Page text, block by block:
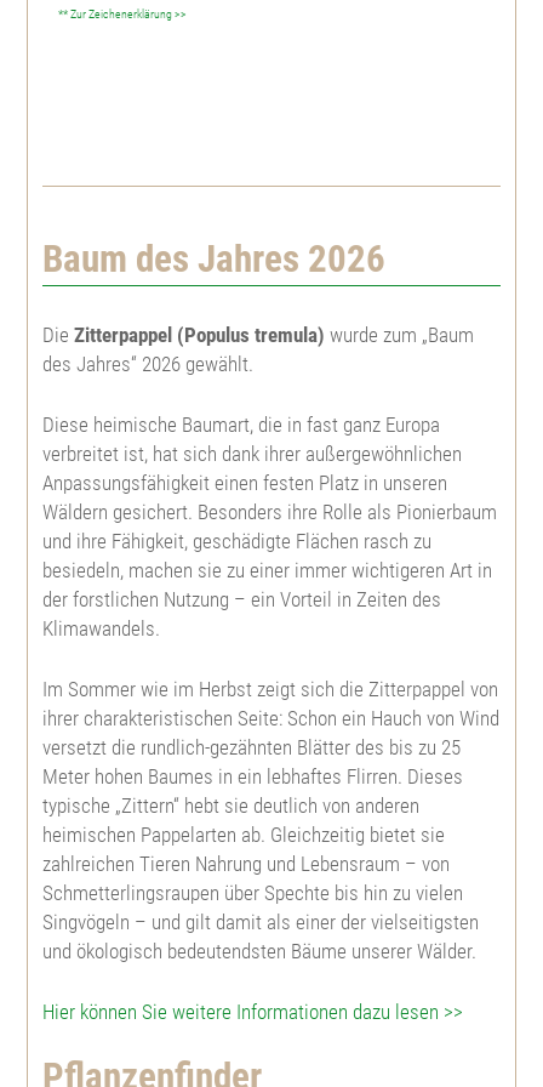
Nordmannstanne
Niccotanne
Pazífische Edeltanne
Veitchtanne
Zeder
Scheinzypresse
Europäische Lärche
Japanische Lärche
Hybrid Lärche
Fichte
Weißfichte
Roterle, Schwarzerle
Weißerle, Grauerle
Bronzebirke, Lindenblättrige Birke
Moorbirke
Hainbuche, Weißbuche
Rotbuche
Esche
Schwarznuß
Walnuß
Wildkirsche, Vogelkirsche
Späte Traubenkirsche
Große Küstentanne
Pazífische Edeltanne
Nordmannstanne
Europäische Lärche
Japanische Lärche
Hybrid Lärche
Douglasie
Mammutbaum
Küstenmammutbaum
Gingko biloba
Ilex aquifolium
Feldahorn
Feuerahorn
Roßkastanie
Roter Sauerdorn
Edelkastanie
Japanische Quitte
Weißer Hartriegel
Kornelkirsche
Roter Hartriegel
Haselnuß
Weißdorn
Heckenpflanzen
Berberitze, Sauerdorn
Hainbuche
Blutbuche
Frostharter Liguster
Lebensbaum
Herkunftsgebietseinteilungen
Weihnachtsbaumjungpflanzen
Abies fraseri
Abies koreana
Abies lasiocarpa arizonica
Abies nobilis
Nordmannstanne
Fichte
Blaufichte
Pinus strobus
** Zur Zeichenerklärung >>
Baum des Jahres 2026
Die Zitterpappel (Populus tremula) wurde zum „Baum
des Jahres“ 2026 gewählt.
Diese heimische Baumart, die in fast ganz Europa
verbreitet ist, hat sich dank ihrer außergewöhnlichen
Anpassungsfähigkeit einen festen Platz in unseren
Wäldern gesichert. Besonders ihre Rolle als Pionierbaum
und ihre Fähigkeit, geschädigte Flächen rasch zu
besiedeln, machen sie zu einer immer wichtigeren Art in
der forstlichen Nutzung – ein Vorteil in Zeiten des
Klimawandels.
Im Sommer wie im Herbst zeigt sich die Zitterpappel von
ihrer charakteristischen Seite: Schon ein Hauch von Wind
versetzt die rundlich-gezähnten Blätter des bis zu 25
Meter hohen Baumes in ein lebhaftes Flirren. Dieses
typische „Zittern“ hebt sie deutlich von anderen
heimischen Pappelarten ab. Gleichzeitig bietet sie
zahlreichen Tieren Nahrung und Lebensraum – von
Schmetterlingsraupen über Spechte bis hin zu vielen
Singvögeln – und gilt damit als einer der vielseitigsten
und ökologisch bedeutendsten Bäume unserer Wälder.
Hier können Sie weitere Informationen dazu lesen >>
Pflanzenfinder